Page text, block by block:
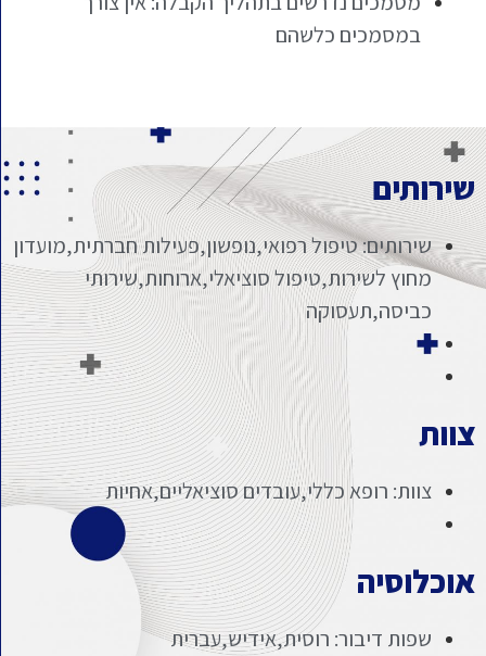
במסמכים כלשהם
שירותים
שירותים: טיפול רפואי,נופשון,פעילות חברתית,מועדון
מחוץ לשירות,טיפול סוציאלי,ארוחות,שירותי
כביסה,תעסוקה
צוות
צוות: רופא כללי,עובדים סוציאליים,אחיות
אוכלוסיה
שפות דיבור: רוסית,אידיש,עברית